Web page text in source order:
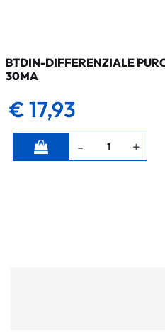
BTDIN-DIFFERENZIALE
30MA
€ 17,93
Quantità